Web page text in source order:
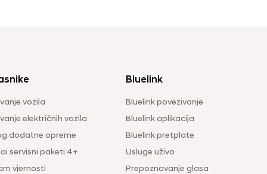
vozila
električnih vozila
dodatne opreme
servisni paketi 4+
vjernosti
Bluelink
Bluelink povezivanje
Bluelink aplikacija
Bluelink pretplate
Usluge uživo
Prepoznavanje glasa